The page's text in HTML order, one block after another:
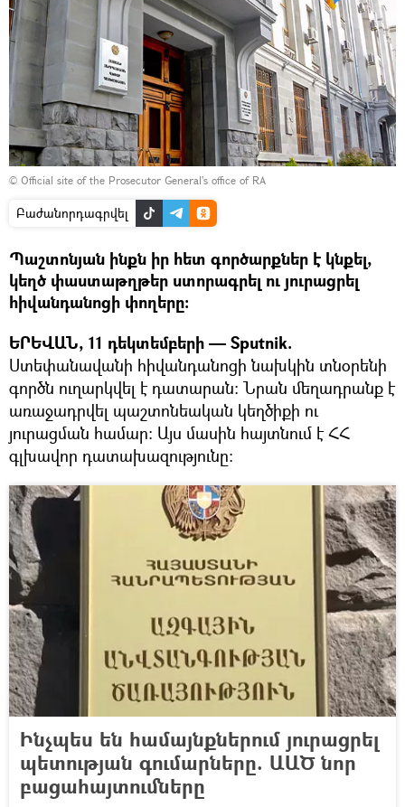
© Official site of the Prosecutor General's office of RA
Բաժանորդագրվել
Պաշտոնյան ինքն իր հետ գործարքներ է կնքել,
կեղծ փաստաթղթեր ստորագրել ու յուրացրել
հիվանդանոցի փողերը։
ԵՐԵՎԱՆ, 11 դեկտեմբերի — Sputnik.
Ստեփանավանի հիվանդանոցի նախկին տնօրենի
գործն ուղարկվել է դատարան։ Նրան մեղադրանք է
առաջադրվել պաշտոնեական կեղծիքի ու
յուրացման համար։ Այս մասին հայտնում է ՀՀ
գլխավոր դատախազությունը։
Ինչպես են համայնքներում յուրացրել
պետության գումարները. ԱԱԾ նոր
բացահայտումները